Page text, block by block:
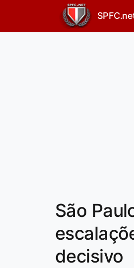
São
decisivo